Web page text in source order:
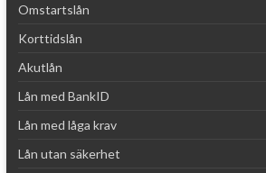
Omstartslån
Korttidslån
Akutlån
Lån med BankID
Lån med låga krav
Lån utan säkerhet